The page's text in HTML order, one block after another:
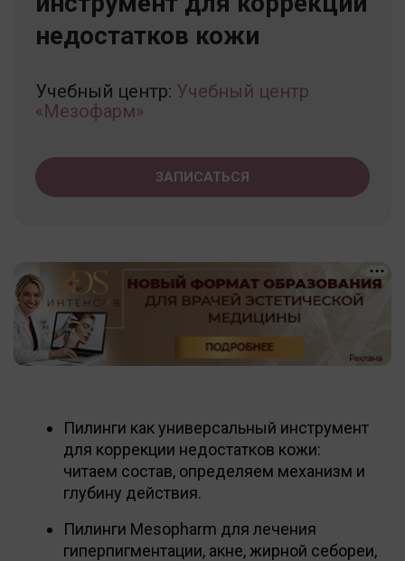
недостатков кожи
Учебный центр: Учебный центр
«Мезофарм»
ЗАПИСАТЬСЯ
Пилинги как универсальный инструмент
для коррекции недостатков кожи:
читаем состав, определяем механизм и
глубину действия.
Пилинги Mesopharm для лечения
гиперпигментации, акне, жирной себореи,